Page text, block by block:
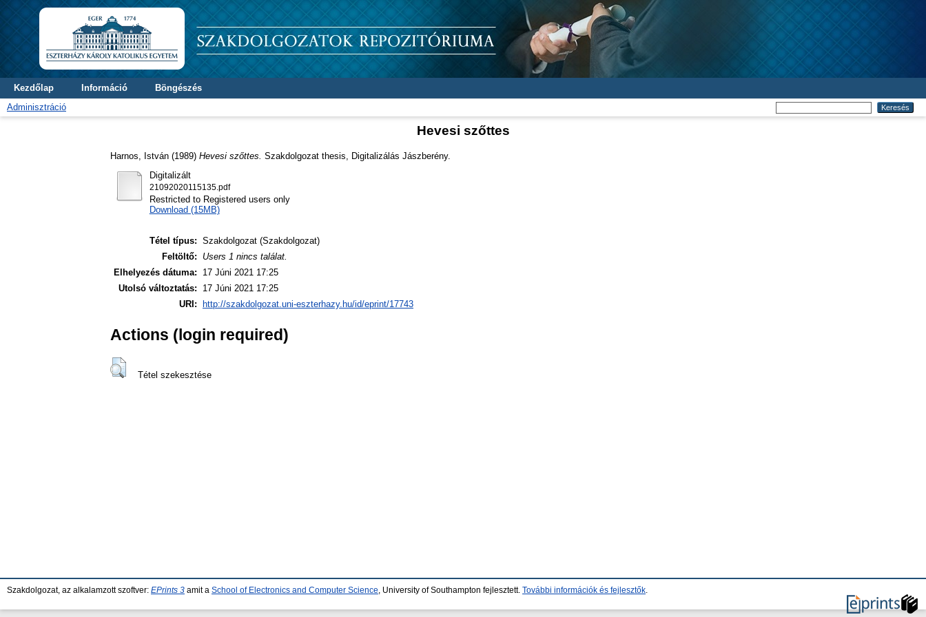
Kezdőlap Információ
Böngészés
Adminisztráció
Hevesi szőttes
Harnos, István (1989) Hevesi szőttes. Szakdolgozat thesis, Digitalizálás Jászberény.
Digitalizált
21092020115135.pdf
Restricted to Registered users only
Download (15MB)
Tétel típus: Szakdolgozat (Szakdolgozat)
Feltöltő:
Users 1 nincs találat.
Elhelyezés dátuma:
17 Júni 2021 17:25
Utolsó változtatás:
17 Júni 2021 17:25
URI:
http://szakdolgozat.uni-eszterhazy.hu/id/eprint/17743
Actions (login required)
Tétel szekesztése
Szakdolgozat, az alkalamzott szoftver: EPrints 3 amit a School of Electronics and Computer Science , University of Southampton fejlesztett. További információk és fejlesztők